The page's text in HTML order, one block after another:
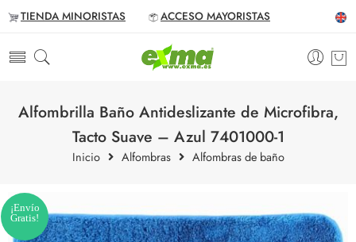
TIENDA MINORISTAS ACCESO MAYORISTAS
Alfombrilla Baño Antideslizante de Microfibra,
Tacto Suave – Azul 7401000-1
Inicio Alfombras Alfombras de baño
¡Envío
Gratis!